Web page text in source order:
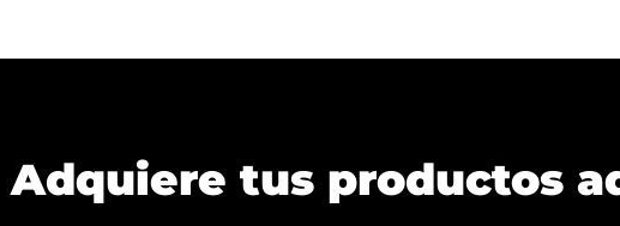
Adquiere tus productos